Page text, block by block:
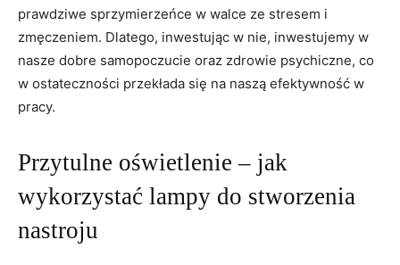
prawdziwe sprzymierzeńce w walce ze stresem i
zmęczeniem. Dlatego, inwestując w nie, inwestujemy w
nasze dobre samopoczucie oraz zdrowie psychiczne, co
w ostateczności przekłada się na naszą efektywność w
pracy.
Przytulne oświetlenie – jak
wykorzystać lampy do stworzenia
nastroju